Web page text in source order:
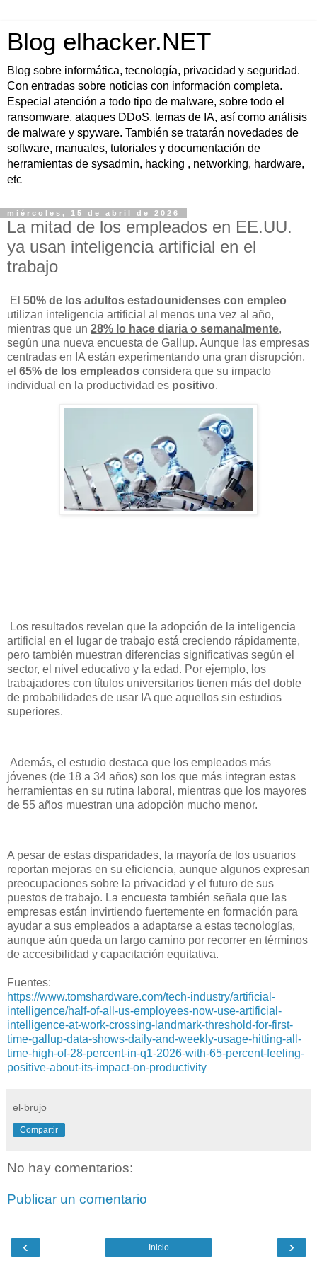
Blog elhacker.NET
Blog sobre informática, tecnología, privacidad y seguridad.
Con entradas sobre noticias con información completa.
Especial atención a todo tipo de malware, sobre todo el
ransomware, ataques DDoS, temas de IA, así como análisis
de malware y spyware. También se tratarán novedades de
software, manuales, tutoriales y documentación de
herramientas de sysadmin, hacking , networking, hardware,
etc
miércoles, 15 de abril de 2026
La mitad de los empleados en EE.UU.
ya usan inteligencia artificial en el
trabajo
El 50% de los adultos estadounidenses con empleo
utilizan inteligencia artificial al menos una vez al año,
mientras que un 28% lo hace diaria o semanalmente,
según una nueva encuesta de Gallup. Aunque las empresas
centradas en IA están experimentando una gran disrupción,
el 65% de los empleados considera que su impacto
individual en la productividad es positivo.
Los resultados revelan que la adopción de la inteligencia
artificial en el lugar de trabajo está creciendo rápidamente,
pero también muestran diferencias significativas según el
sector, el nivel educativo y la edad. Por ejemplo, los
trabajadores con títulos universitarios tienen más del doble
de probabilidades de usar IA que aquellos sin estudios
superiores.
Además, el estudio destaca que los empleados más
jóvenes (de 18 a 34 años) son los que más integran estas
herramientas en su rutina laboral, mientras que los mayores
de 55 años muestran una adopción mucho menor.
A pesar de estas disparidades, la mayoría de los usuarios
reportan mejoras en su eficiencia, aunque algunos expresan
preocupaciones sobre la privacidad y el futuro de sus
puestos de trabajo. La encuesta también señala que las
empresas están invirtiendo fuertemente en formación para
ayudar a sus empleados a adaptarse a estas tecnologías,
aunque aún queda un largo camino por recorrer en términos
de accesibilidad y capacitación equitativa.
Fuentes:
https://www.tomshardware.com/tech-industry/artificial-
intelligence/half-of-all-us-employees-now-use-artificial-
intelligence-at-work-crossing-landmark-threshold-for-first-
time-gallup-data-shows-daily-and-weekly-usage-hitting-all-
time-high-of-28-percent-in-q1-2026-with-65-percent-feeling-
positive-about-its-impact-on-productivity
el-brujo
Compartir
No hay comentarios:
Publicar un comentario
‹ ›
Inicio